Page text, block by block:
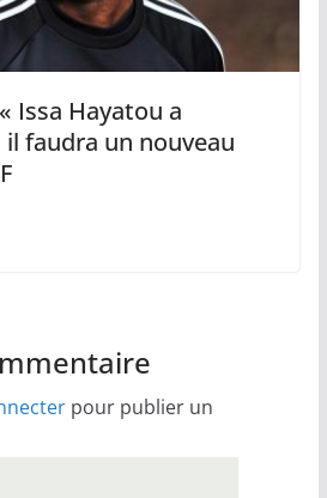
Issa Hayatou a
faudra un nouveau
pour publier un